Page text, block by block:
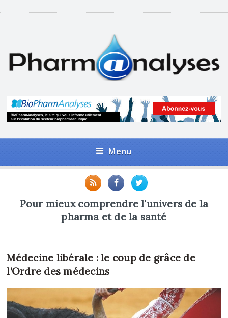
Menu
Pour mieux comprendre l'univers de la
pharma et de la santé
Médecine libérale : le coup de grâce de
l’Ordre des médecins